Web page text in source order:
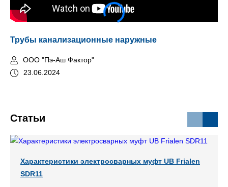
Трубы канализационные наружные
OOO "Пэ-Аш Фактор"
23.06.2024
Статьи
Характеристики электросварных муфт UB Frialen
SDR11